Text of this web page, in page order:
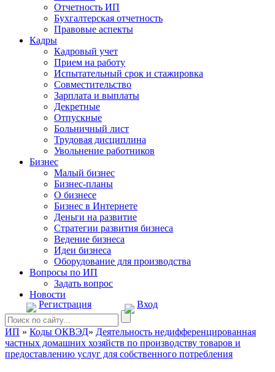
Отчетность ИП
Бухгалтерская отчетность
Правовые аспекты
Кадры
Кадровый учет
Прием на работу
Испытательный срок и стажировка
Совместительство
Зарплата и выплаты
Декретные
Отпускные
Больничный лист
Трудовая дисциплина
Увольнение работников
Бизнес
Малый бизнес
Бизнес-планы
О бизнесе
Бизнес в Интернете
Деньги на развитие
Стратегии развития бизнеса
Ведение бизнеса
Идеи бизнеса
Оборудование для производства
Вопросы по ИП
Задать вопрос
Новости
Регистрация
Вход
ИП » Коды ОКВЭД» Деятельность недифференцированная
частных домашних хозяйств по производству товаров и
предоставлению услуг для собственного потребления